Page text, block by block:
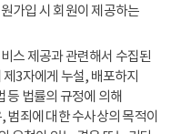
가입 시 회원이 제공하는
스 제공과 관련해서 수집된
3자에게 누설, 배포하지
등 법률의 규정에 의해
범죄에 대한 수사상의 목적이